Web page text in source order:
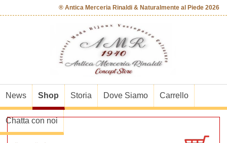
® Antica Merceria Rinaldi & Naturalmente al Piede 2026
News Shop Storia Dove Siamo Carrello
Chatta con noi